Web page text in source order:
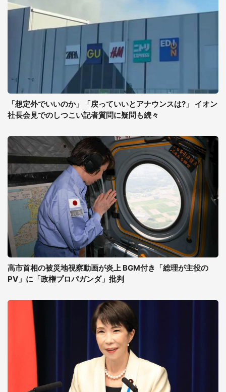
「想定外でいいのか」「戻っていいとアナウンスは?」 イオン
社長会見でのしつこい記者質問に疑問も続々
高市首相の被災地視察動画が炎上 BGM付き「総理が主役の
PV」に「政権プロパガンダ」批判